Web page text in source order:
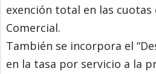
exención total en las cuotas
Comercial.
También se incorpora el
en la tasa por servicio a la